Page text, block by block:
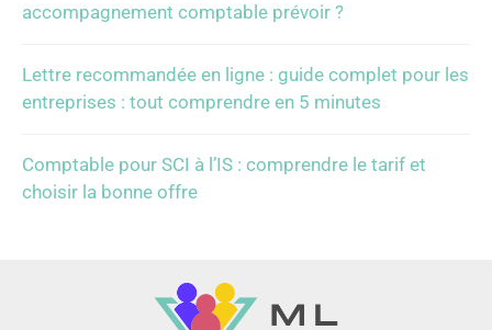
accompagnement comptable prévoir ?
Lettre recommandée en ligne : guide complet pour les
entreprises : tout comprendre en 5 minutes
Comptable pour SCI à l’IS : comprendre le tarif et
choisir la bonne offre